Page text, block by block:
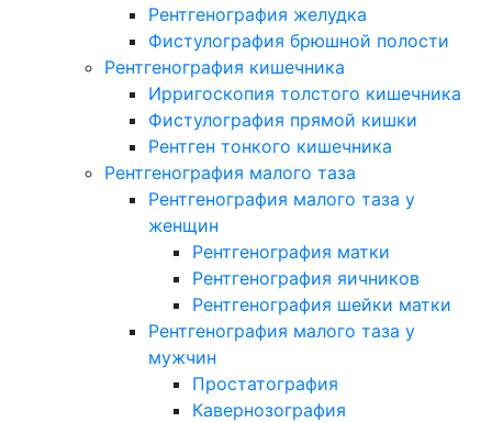
Рентгенография желудка
Фистулография брюшной полости
Рентгенография кишечника
Ирригоскопия толстого кишечника
Фистулография прямой кишки
Рентген тонкого кишечника
Рентгенография малого таза
Рентгенография малого таза у
женщин
Рентгенография матки
Рентгенография яичников
Рентгенография шейки матки
Рентгенография малого таза у
мужчин
Простатография
Кавернозография